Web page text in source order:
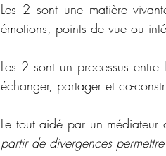
Les 2 sont une matière
émotions, points de vue ou
Les 2 sont un processus
échanger, partager et co-
Le tout aidé par un
partir de divergences